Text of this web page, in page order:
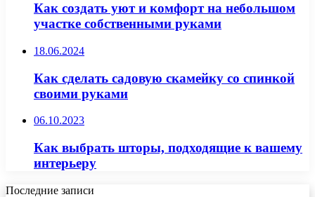
Как создать уют и комфорт на небольшом
участке собственными руками
18.06.2024
Как сделать садовую скамейку со спинкой
своими руками
06.10.2023
Как выбрать шторы, подходящие к вашему
интерьеру
Последние записи